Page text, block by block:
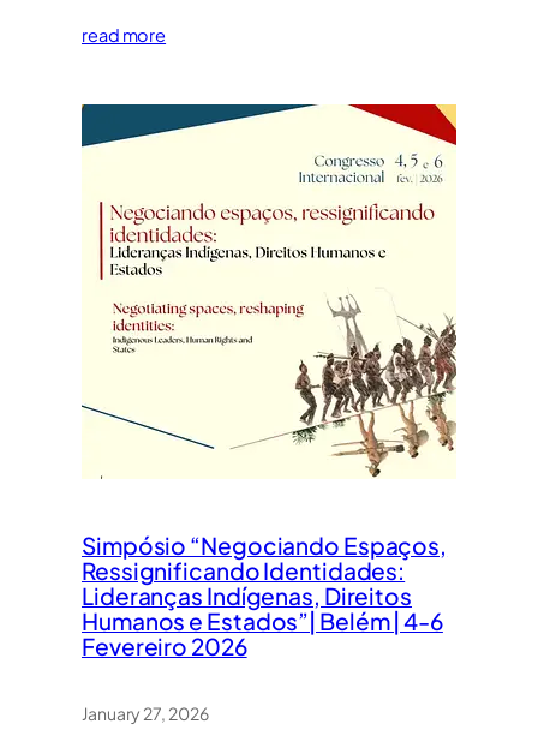
read more
Simpósio “Negociando Espaços,
Ressignificando Identidades:
Lideranças Indígenas, Direitos
Humanos e Estados”| Belém | 4-6
Fevereiro 2026
January 27, 2026